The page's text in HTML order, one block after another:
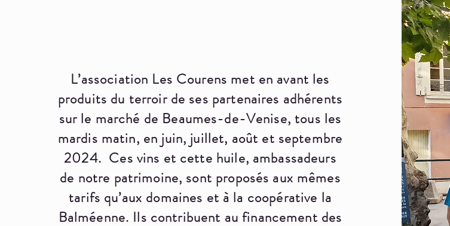
L’association Les Courens met en avant les
produits du terroir de ses partenaires adhérents
sur le marché de Beaumes-de-Venise, tous les
mardis matin, en juin, juillet, août et septembre
2024. Ces vins et cette huile, ambassadeurs
de notre patrimoine, sont proposés aux mêmes
tarifs qu’aux domaines et à la coopérative la
Balméenne. Ils contribuent au financement des